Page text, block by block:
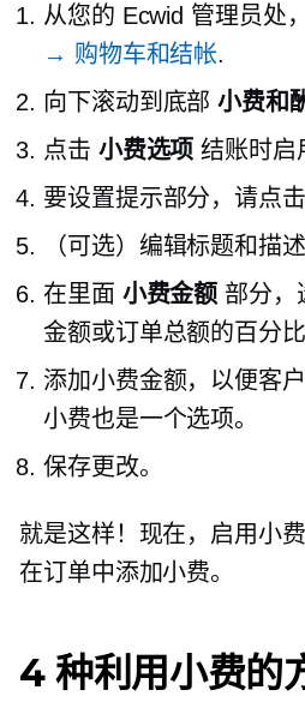
从您的 Ecwid 管理员处
→ 购物车和结帐.
向下滚动到底部小费和
点击 小费选项 结账时启
要设置提示部分，请点击
（可选）编辑标题和描述
在里面 小费金额 部分，
金额或订单总额的百分比
添加小费金额，以便客
小费也是一个选项。
保存更改。
就是这样！现在，启用小
在订单中添加小费。
4 种利用小费的